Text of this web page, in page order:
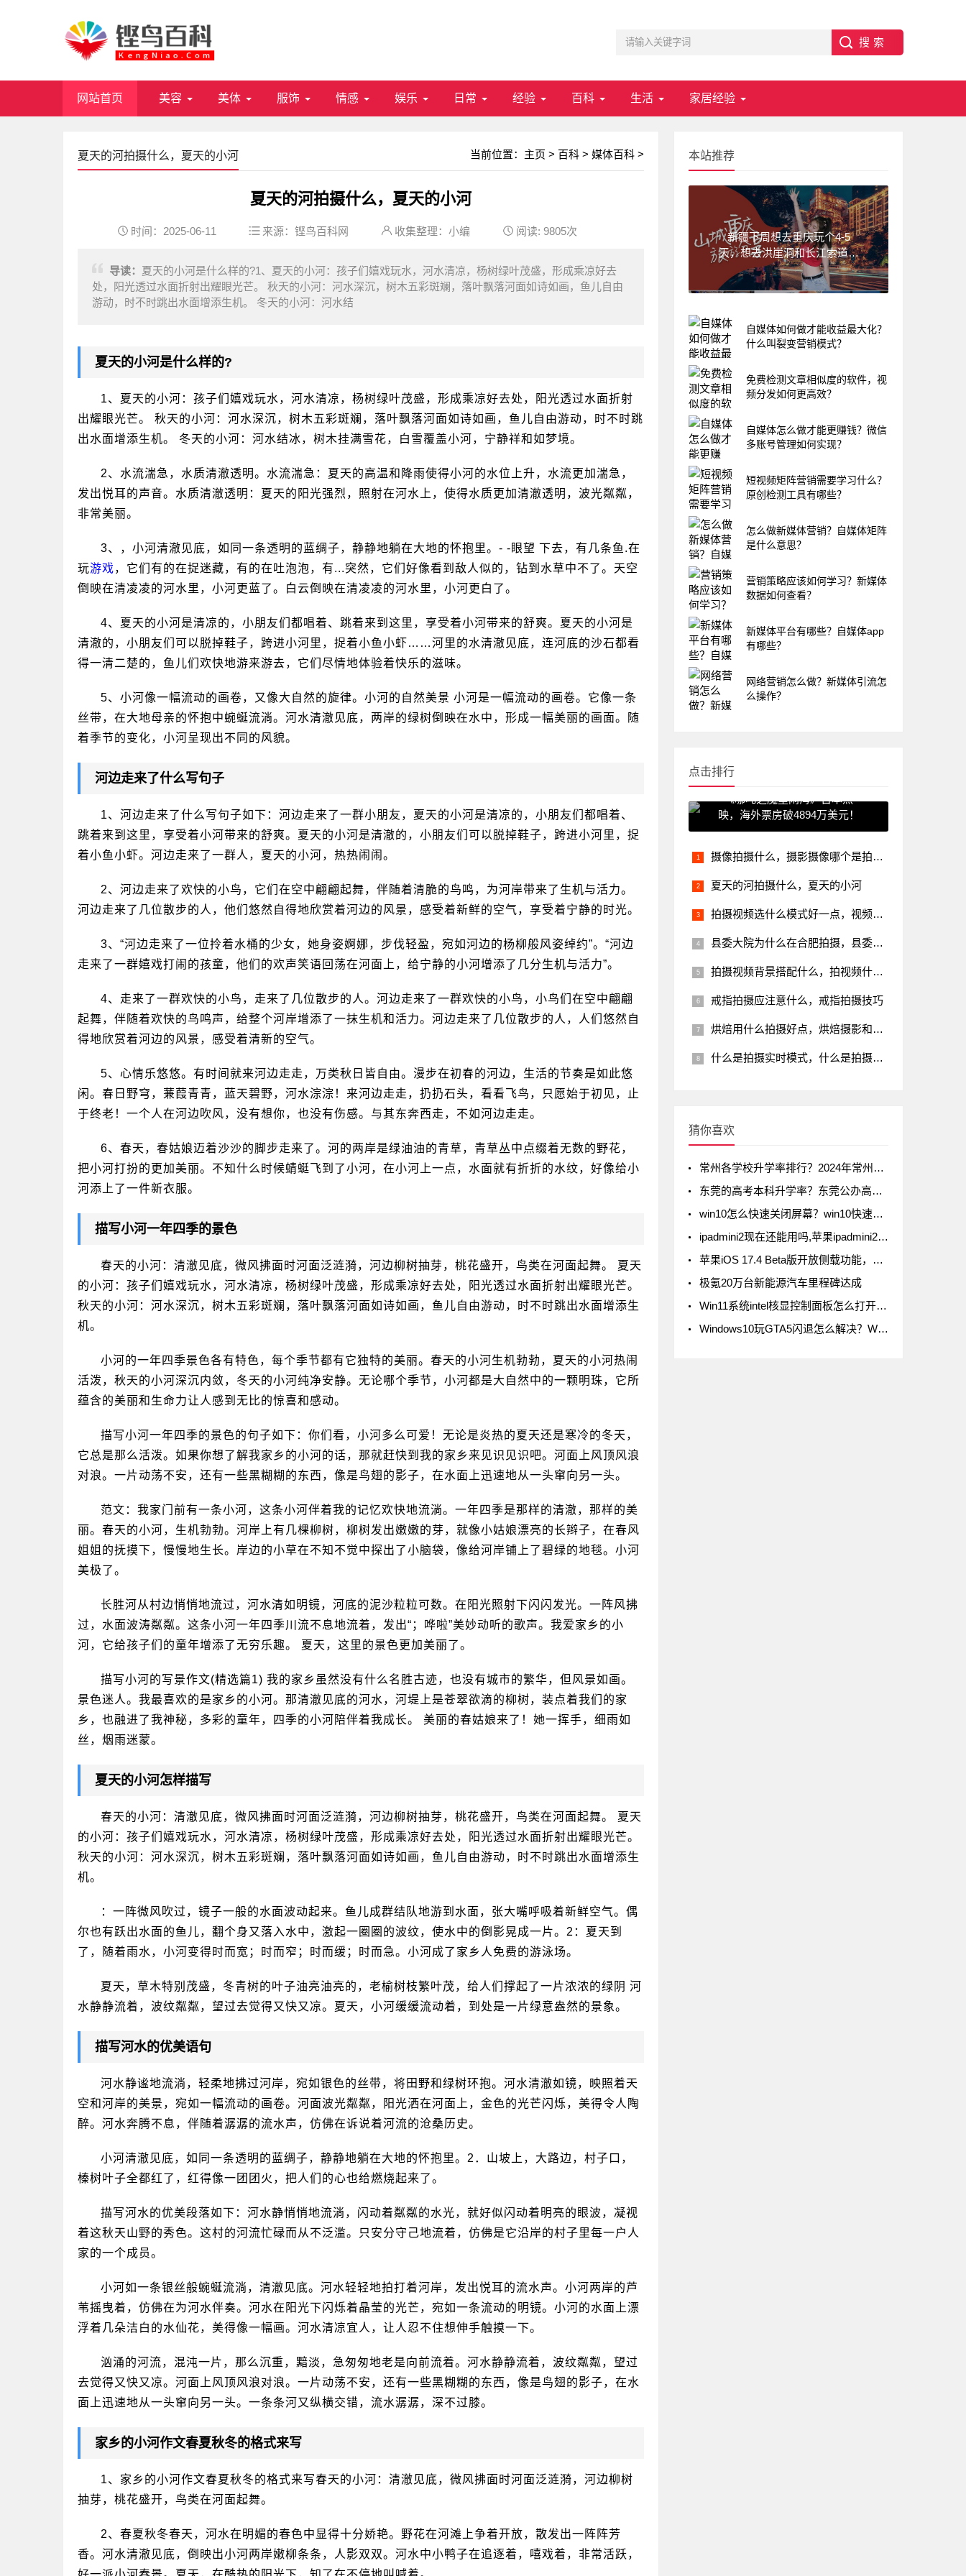
网站首页 美容 美体 服饰 情感 娱乐 日常 经验 百科 生活 家居经验
当前位置： 主页 > 百科 > 媒体百科 >
夏天的河拍摄什么，夏天的小河
夏天的河拍摄什么，夏天的小河
时间：2025-06-11 来源： 铿鸟百科网 收集整理：小编 阅读: 9805次
导读： 夏天的小河是什么样的?1、夏天的小河：孩子们嬉戏玩水，河水清凉，杨树绿叶茂盛，形成乘凉好去
处，阳光透过水面折射出耀眼光芒。 秋天的小河：河水深沉，树木五彩斑斓，落叶飘落河面如诗如画，鱼儿自由
游动，时不时跳出水面增添生机。 冬天的小河：河水结
夏天的小河是什么样的?
1、夏天的小河：孩子们嬉戏玩水，河水清凉，杨树绿叶茂盛，形成乘凉好去处，阳光透过水面折射
出耀眼光芒。 秋天的小河：河水深沉，树木五彩斑斓，落叶飘落河面如诗如画，鱼儿自由游动，时不时跳
出水面增添生机。 冬天的小河：河水结冰，树木挂满雪花，白雪覆盖小河，宁静祥和如梦境。
2、水流湍急，水质清澈透明。水流湍急：夏天的高温和降雨使得小河的水位上升，水流更加湍急，
发出悦耳的声音。水质清澈透明：夏天的阳光强烈，照射在河水上，使得水质更加清澈透明，波光粼粼，
非常美丽。
3、，小河清澈见底，如同一条透明的蓝绸子，静静地躺在大地的怀抱里。- -眼望 下去，有几条鱼.在
玩游戏，它们有的在捉迷藏，有的在吐泡泡，有...突然，它们好像看到敌人似的，钻到水草中不了。天空
倒映在清凌凌的河水里，小河更蓝了。白云倒映在清凌凌的河水里，小河更白了。
4、夏天的小河是清凉的，小朋友们都唱着、跳着来到这里，享受着小河带来的舒爽。夏天的小河是
清澈的，小朋友们可以脱掉鞋子，跨进小河里，捉着小鱼小虾……河里的水清澈见底，连河底的沙石都看
得一清二楚的，鱼儿们欢快地游来游去，它们尽情地体验着快乐的滋味。
5、小河像一幅流动的画卷，又像大自然的旋律。小河的自然美景 小河是一幅流动的画卷。它像一条
丝带，在大地母亲的怀抱中蜿蜒流淌。河水清澈见底，两岸的绿树倒映在水中，形成一幅美丽的画面。随
着季节的变化，小河呈现出不同的风貌。
河边走来了什么写句子
1、河边走来了什么写句子如下：河边走来了一群小朋友，夏天的小河是清凉的，小朋友们都唱着、
跳着来到这里，享受着小河带来的舒爽。夏天的小河是清澈的，小朋友们可以脱掉鞋子，跨进小河里，捉
着小鱼小虾。河边走来了一群人，夏天的小河，热热闹闹。
2、河边走来了欢快的小鸟，它们在空中翩翩起舞，伴随着清脆的鸟鸣，为河岸带来了生机与活力。
河边走来了几位散步的人，他们悠然自得地欣赏着河边的风景，感受着新鲜的空气，享受着宁静的时光。
3、“河边走来了一位拎着水桶的少女，她身姿婀娜，步伐轻盈，宛如河边的杨柳般风姿绰约”。“河边
走来了一群嬉戏打闹的孩童，他们的欢声笑语回荡在河面上，给宁静的小河增添了几分生机与活力”。
4、走来了一群欢快的小鸟，走来了几位散步的人。河边走来了一群欢快的小鸟，小鸟们在空中翩翩
起舞，伴随着欢快的鸟鸣声，给整个河岸增添了一抹生机和活力。河边走来了几位散步的人，人们悠然自
得地欣赏着河边的风景，感受着清新的空气。
5、心情乐悠悠。有时间就来河边走走，万类秋日皆自由。漫步在初春的河边，生活的节奏是如此悠
闲。春日野穹，蒹葭青青，蓝天碧野，河水淙淙！来河边走走，扔扔石头，看看飞鸟，只愿始于初见，止
于终老！一个人在河边吹风，没有想你，也没有伤感。与其东奔西走，不如河边走走。
6、春天，春姑娘迈着沙沙的脚步走来了。河的两岸是绿油油的青草，青草丛中点缀着无数的野花，
把小河打扮的更加美丽。不知什么时候蜻蜓飞到了小河，在小河上一点，水面就有折折的水纹，好像给小
河添上了一件新衣服。
描写小河一年四季的景色
春天的小河：清澈见底，微风拂面时河面泛涟漪，河边柳树抽芽，桃花盛开，鸟类在河面起舞。 夏天
的小河：孩子们嬉戏玩水，河水清凉，杨树绿叶茂盛，形成乘凉好去处，阳光透过水面折射出耀眼光芒。
秋天的小河：河水深沉，树木五彩斑斓，落叶飘落河面如诗如画，鱼儿自由游动，时不时跳出水面增添生
机。
小河的一年四季景色各有特色，每个季节都有它独特的美丽。春天的小河生机勃勃，夏天的小河热闹
活泼，秋天的小河深沉内敛，冬天的小河纯净安静。无论哪个季节，小河都是大自然中的一颗明珠，它所
蕴含的美丽和生命力让人感到无比的惊喜和感动。
描写小河一年四季的景色的句子如下：你们看，小河多么可爱！无论是炎热的夏天还是寒冷的冬天，
它总是那么活泼。如果你想了解我家乡的小河的话，那就赶快到我的家乡来见识见识吧。河面上风顶风浪
对浪。一片动荡不安，还有一些黑糊糊的东西，像是鸟翅的影子，在水面上迅速地从一头窜向另一头。
范文：我家门前有一条小河，这条小河伴着我的记忆欢快地流淌。一年四季是那样的清澈，那样的美
丽。春天的小河，生机勃勃。河岸上有几棵柳树，柳树发出嫩嫩的芽，就像小姑娘漂亮的长辫子，在春风
姐姐的抚摸下，慢慢地生长。岸边的小草在不知不觉中探出了小脑袋，像给河岸铺上了碧绿的地毯。小河
美极了。
长胜河从村边悄悄地流过，河水清如明镜，河底的泥沙粒粒可数。在阳光照射下闪闪发光。一阵风拂
过，水面波涛粼粼。这条小河一年四季川流不息地流着，发出“；哗啦”美妙动听的歌声。我爱家乡的小
河，它给孩子们的童年增添了无穷乐趣。 夏天，这里的景色更加美丽了。
描写小河的写景作文(精选篇1) 我的家乡虽然没有什么名胜古迹，也没有城市的繁华，但风景如画。
景色迷人。我最喜欢的是家乡的小河。那清澈见底的河水，河堤上是苍翠欲滴的柳树，装点着我们的家
乡，也融进了我神秘，多彩的童年，四季的小河陪伴着我成长。 美丽的春姑娘来了！她一挥手，细雨如
丝，烟雨迷蒙。
夏天的小河怎样描写
春天的小河：清澈见底，微风拂面时河面泛涟漪，河边柳树抽芽，桃花盛开，鸟类在河面起舞。 夏天
的小河：孩子们嬉戏玩水，河水清凉，杨树绿叶茂盛，形成乘凉好去处，阳光透过水面折射出耀眼光芒。
秋天的小河：河水深沉，树木五彩斑斓，落叶飘落河面如诗如画，鱼儿自由游动，时不时跳出水面增添生
机。
：一阵微风吹过，镜子一般的水面波动起来。鱼儿成群结队地游到水面，张大嘴呼吸着新鲜空气。偶
尔也有跃出水面的鱼儿，翻个身又落入水中，激起一圈圈的波纹，使水中的倒影晃成一片。2：夏天到
了，随着雨水，小河变得时而宽；时而窄；时而缓；时而急。小河成了家乡人免费的游泳场。
夏天，草木特别茂盛，冬青树的叶子油亮油亮的，老榆树枝繁叶茂，给人们撑起了一片浓浓的绿阴 河
水静静流着，波纹粼粼，望过去觉得又快又凉。夏天，小河缓缓流动着，到处是一片绿意盎然的景象。
描写河水的优美语句
河水静谧地流淌，轻柔地拂过河岸，宛如银色的丝带，将田野和绿树环抱。河水清澈如镜，映照着天
空和河岸的美景，宛如一幅流动的画卷。河面波光粼粼，阳光洒在河面上，金色的光芒闪烁，美得令人陶
醉。河水奔腾不息，伴随着潺潺的流水声，仿佛在诉说着河流的沧桑历史。
小河清澈见底，如同一条透明的蓝绸子，静静地躺在大地的怀抱里。2．山坡上，大路边，村子口，
榛树叶子全都红了，红得像一团团火，把人们的心也给燃烧起来了。
描写河水的优美段落如下：河水静悄悄地流淌，闪动着粼粼的水光，就好似闪动着明亮的眼波，凝视
着这秋天山野的秀色。这村的河流忙碌而从不泛滥。只安分守己地流着，仿佛是它沿岸的村子里每一户人
家的一个成员。
小河如一条银丝般蜿蜒流淌，清澈见底。河水轻轻地拍打着河岸，发出悦耳的流水声。小河两岸的芦
苇摇曳着，仿佛在为河水伴奏。河水在阳光下闪烁着晶莹的光芒，宛如一条流动的明镜。小河的水面上漂
浮着几朵洁白的水仙花，美得像一幅画。河水清凉宜人，让人忍不住想伸手触摸一下。
汹涌的河流，混沌一片，那么沉重，黯淡，急匆匆地老是向前流着。河水静静流着，波纹粼粼，望过
去觉得又快又凉。河面上风顶风浪对浪。一片动荡不安，还有一些黑糊糊的东西，像是鸟翅的影子，在水
面上迅速地从一头窜向另一头。一条条河又纵横交错，流水潺潺，深不过膝。
家乡的小河作文春夏秋冬的格式来写
1、家乡的小河作文春夏秋冬的格式来写春天的小河：清澈见底，微风拂面时河面泛涟漪，河边柳树
抽芽，桃花盛开，鸟类在河面起舞。
2、春夏秋冬春天，河水在明媚的春色中显得十分娇艳。野花在河滩上争着开放，散发出一阵阵芳
香。河水清澈见底，倒映出小河两岸嫩柳条条，人影双双。河水中小鸭子在追逐着，嘻戏着，非常活跃，
本站推荐
新疆下周想去重庆玩个4-5
天，想去洪崖洞和长江索道，
武隆天坑,求一份重庆旅游攻
略！费用不要太高?
自媒体如何做才能收益最大化？
什么叫裂变营销模式？
免费检测文章相似度的软件，视
频分发如何更高效？
自媒体怎么做才能更赚钱？微信
多账号管理如何实现？
短视频矩阵营销需要学习什么？
原创检测工具有哪些？
怎么做新媒体营销？自媒体矩阵
是什么意思？
营销策略应该如何学习？新媒体
数据如何查看？
新媒体平台有哪些？自媒体app
有哪些？
网络营销怎么做？新媒体引流怎
么操作？
点击排行
《哪吒之魔童闹海》日本热
映，海外票房破4894万美元！
摄像拍摄什么，摄影摄像哪个是拍照的
夏天的河拍摄什么，夏天的小河
拍摄视频选什么模式好一点，视频拍摄选什么镜头
县委大院为什么在合肥拍摄，县委大院txt
拍摄视频背景搭配什么，拍视频什么背景最好看
戒指拍摄应注意什么，戒指拍摄技巧
烘焙用什么拍摄好点，烘焙摄影和什么烧钱
什么是拍摄实时模式，什么是拍摄实时模式手机
猜你喜欢
常州各学校升学率排行？2024年常州初中升学率排名
东莞的高考本科升学率？东莞公办高中录取率有多少
win10怎么快速关闭屏幕？win10快速关闭屏幕方法
ipadmini2现在还能用吗,苹果ipadmini2现在还能用吗
苹果iOS 17.4 Beta版开放侧载功能，但iPad不在列
极氪20万台新能源汽车里程碑达成
Win11系统intel核显控制面板怎么打开-打开intel核显控制面板的方法
Windows10玩GTA5闪退怎么解决？Windows10玩GTA5闪退解决方法